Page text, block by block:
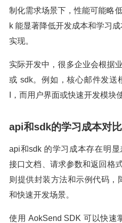
制化需求场景下，性能可能略
k 能显著降低开发成本和学习
实现。
实际开发中，很多企业会根据
或 sdk。例如，核心邮件发送
I，而用户界面或快速开发模块
api和sdk的学习成本对比
api和sdk 的学习成本存在明
接口文档、请求参数和返回格
则提供封装方法和示例代码，
和快速开发场景。
使用 AokSend SDK 可以快速